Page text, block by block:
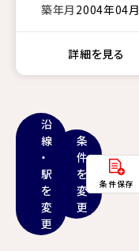
築年月 2004年04月
詳細を見る
沿
線
・
駅
を
変
更
条
件
を
変
更
条件保存